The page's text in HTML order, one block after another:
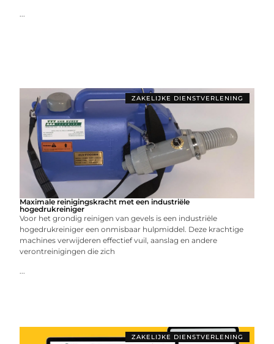
...
ZAKELIJKE DIENSTVERLENING
Maximale reinigingskracht met een industriële
hogedrukreiniger
Voor het grondig reinigen van gevels is een industriële
hogedrukreiniger een onmisbaar hulpmiddel. Deze krachtige
machines verwijderen effectief vuil, aanslag en andere
verontreinigingen die zich
...
ZAKELIJKE DIENSTVERLENING